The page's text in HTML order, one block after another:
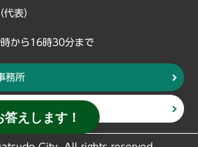
表）
から16時30分まで
務所
す
えします！